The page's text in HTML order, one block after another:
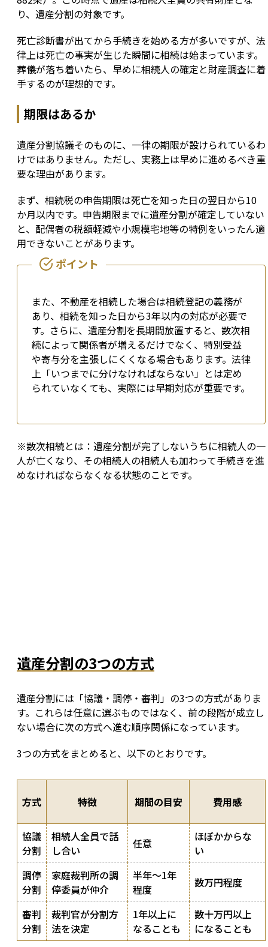
り、遺産分割の対象です。
死亡診断書が出てから手続きを始める方が多いですが、法
律上は死亡の事実が生じた瞬間に相続は始まっています。
葬儀が落ち着いたら、早めに相続人の確定と財産調査に着
手するのが理想的です。
期限はあるか
遺産分割協議そのものに、一律の期限が設けられているわ
けではありません。ただし、実務上は早めに進めるべき重
要な理由があります。
まず、相続税の申告期限は死亡を知った日の翌日から10
か月以内です。申告期限までに遺産分割が確定していない
と、配偶者の税額軽減や小規模宅地等の特例をいったん適
用できないことがあります。
また、不動産を相続した場合は相続登記の義務が
あり、相続を知った日から3年以内の対応が必要で
す。さらに、遺産分割を長期間放置すると、数次相
続によって関係者が増えるだけでなく、特別受益
や寄与分を主張しにくくなる場合もあります。法律
上「いつまでに分けなければならない」とは定め
られていなくても、実際には早期対応が重要です。
※数次相続とは：遺産分割が完了しないうちに相続人の一
人が亡くなり、その相続人の相続人も加わって手続きを進
めなければならなくなる状態のことです。
遺産分割の3つの方式
遺産分割には「協議・調停・審判」の3つの方式がありま
す。これらは任意に選ぶものではなく、前の段階が成立し
ない場合に次の方式へ進む順序関係になっています。
3つの方式をまとめると、以下のとおりです。
方式 特徴 期間の目安 費用感
協議
分割
相続人全員で話
し合い
任意
ほぼかからな
い
調停
分割
家庭裁判所の調
停委員が仲介
半年〜1年
程度
数万円程度
審判
分割
裁判官が分割方
法を決定
1年以上に
なることも
数十万円以上
になることも